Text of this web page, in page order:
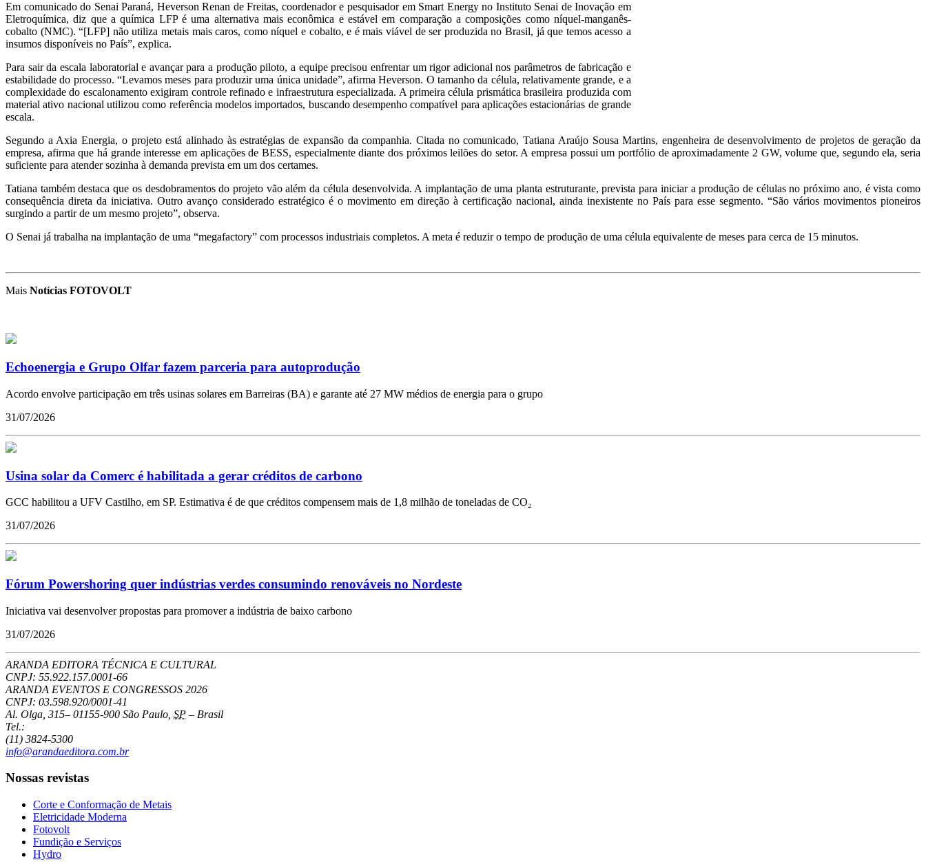
Em comunicado do Senai Paraná, Heverson Renan de Freitas, coordenador e pesquisador em Smart Energy no Instituto Senai de Inovação em
Eletroquímica, diz que a química LFP é uma alternativa mais econômica e estável em comparação a composições como níquel-manganês-
cobalto (NMC). “[LFP] não utiliza metais mais caros, como níquel e cobalto, e é mais viável de ser produzida no Brasil, já que temos acesso a
insumos disponíveis no País”, explica.
Para sair da escala laboratorial e avançar para a produção piloto, a equipe precisou enfrentar um rigor adicional nos parâmetros de fabricação e
estabilidade do processo. “Levamos meses para produzir uma única unidade”, afirma Heverson. O tamanho da célula, relativamente grande, e a
complexidade do escalonamento exigiram controle refinado e infraestrutura especializada. A primeira célula prismática brasileira produzida com
material ativo nacional utilizou como referência modelos importados, buscando desempenho compatível para aplicações estacionárias de grande
escala.
Segundo a Axia Energia, o projeto está alinhado às estratégias de expansão da companhia. Citada no comunicado, Tatiana Araújo Sousa Martins, engenheira de desenvolvimento de projetos de geração da
empresa, afirma que há grande interesse em aplicações de BESS, especialmente diante dos próximos leilões do setor. A empresa possui um portfólio de aproximadamente 2 GW, volume que, segundo ela, seria
suficiente para atender sozinha à demanda prevista em um dos certames.
Tatiana também destaca que os desdobramentos do projeto vão além da célula desenvolvida. A implantação de uma planta estruturante, prevista para iniciar a produção de células no próximo ano, é vista como
consequência direta da iniciativa. Outro avanço considerado estratégico é o movimento em direção à certificação nacional, ainda inexistente no País para esse segmento. “São vários movimentos pioneiros
surgindo a partir de um mesmo projeto”, observa.
O Senai já trabalha na implantação de uma “megafactory” com processos industriais completos. A meta é reduzir o tempo de produção de uma célula equivalente de meses para cerca de 15 minutos.
Mais Notícias FOTOVOLT
Echoenergia e Grupo Olfar fazem parceria para autoprodução
Acordo envolve participação em três usinas solares em Barreiras (BA) e garante até 27 MW médios de energia para o grupo
31/07/2026
Usina solar da Comerc é habilitada a gerar créditos de carbono
GCC habilitou a UFV Castilho, em SP. Estimativa é de que créditos compensem mais de 1,8 milhão de toneladas de CO₂
31/07/2026
Fórum Powershoring quer indústrias verdes consumindo renováveis no Nordeste
Iniciativa vai desenvolver propostas para promover a indústria de baixo carbono
31/07/2026
ARANDA EDITORA TÉCNICA E CULTURAL
CNPJ: 55.922.157.0001-66
ARANDA EVENTOS E CONGRESSOS 2026
CNPJ: 03.598.920/0001-41
Al. Olga, 315– 01155-900 São Paulo SP – Brasil
Tel.:
(11) 3824-5300
info@arandaeditora.com.br
Nossas revistas
Corte e Conformação de Metais
Eletricidade Moderna
Fotovolt
Fundição e Serviços
Hydro